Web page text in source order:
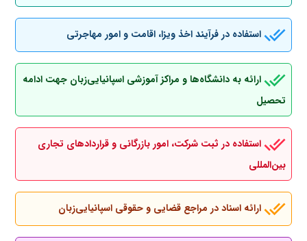
استفاده در فرآیند اخذ ویزا، اقامت و امور مهاجرتی
ارائه به دانشگاه‌ها و مراکز آموزشی اسپانیایی‌زبان جهت ادامه
تحصیل
استفاده در ثبت شرکت، امور بازرگانی و قراردادهای تجاری
بین‌المللی
ارائه اسناد در مراجع قضایی و حقوقی اسپانیایی‌زبان